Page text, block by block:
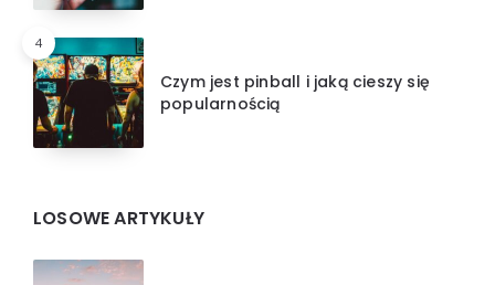
4
Czym jest pinball i jaką cieszy się
popularnością
LOSOWE ARTYKUŁY